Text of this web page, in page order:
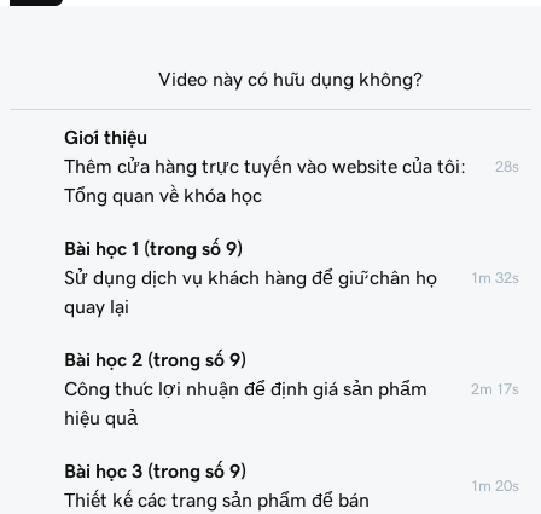
Giới thiệu
Thêm cửa hàng trực tuyến vào website của tôi:
Tổng quan về khóa học
28s
Bài học 1 (trong số 9)
Sử dụng dịch vụ khách hàng để giữ chân họ
quay lại
1m 32s
Bài học 2 (trong số 9)
Công thức lợi nhuận để định giá sản phẩm
hiệu quả
2m 17s
Bài học 3 (trong số 9)
Thiết kế các trang sản phẩm để bán
1m 20s
Video này có hữu dụng không?